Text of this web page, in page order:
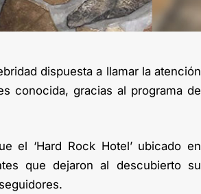
dispuesta a llamar la atención
conocida, gracias al programa de
el ‘Hard Rock Hotel’ ubicado en
que dejaron al descubierto su